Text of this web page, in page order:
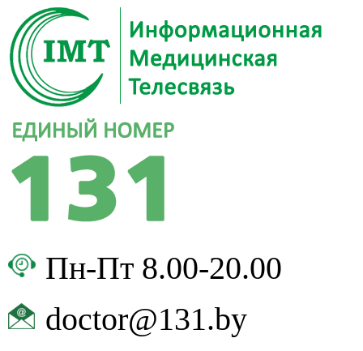
Пн-Пт 8.00-20.00
doctor@131.by